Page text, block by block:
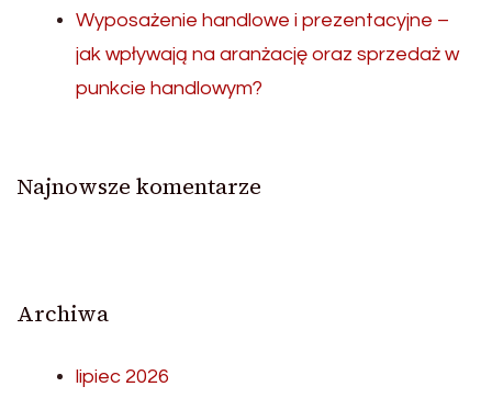
Wyposażenie handlowe i prezentacyjne –
jak wpływają na aranżację oraz sprzedaż w
punkcie handlowym?
Najnowsze komentarze
Archiwa
lipiec 2026